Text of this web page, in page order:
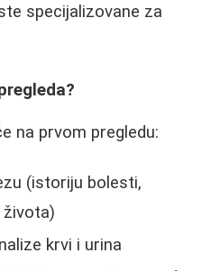
specijalizovane za
na prvom pregledu:
(istoriju bolesti,
krvi i urina